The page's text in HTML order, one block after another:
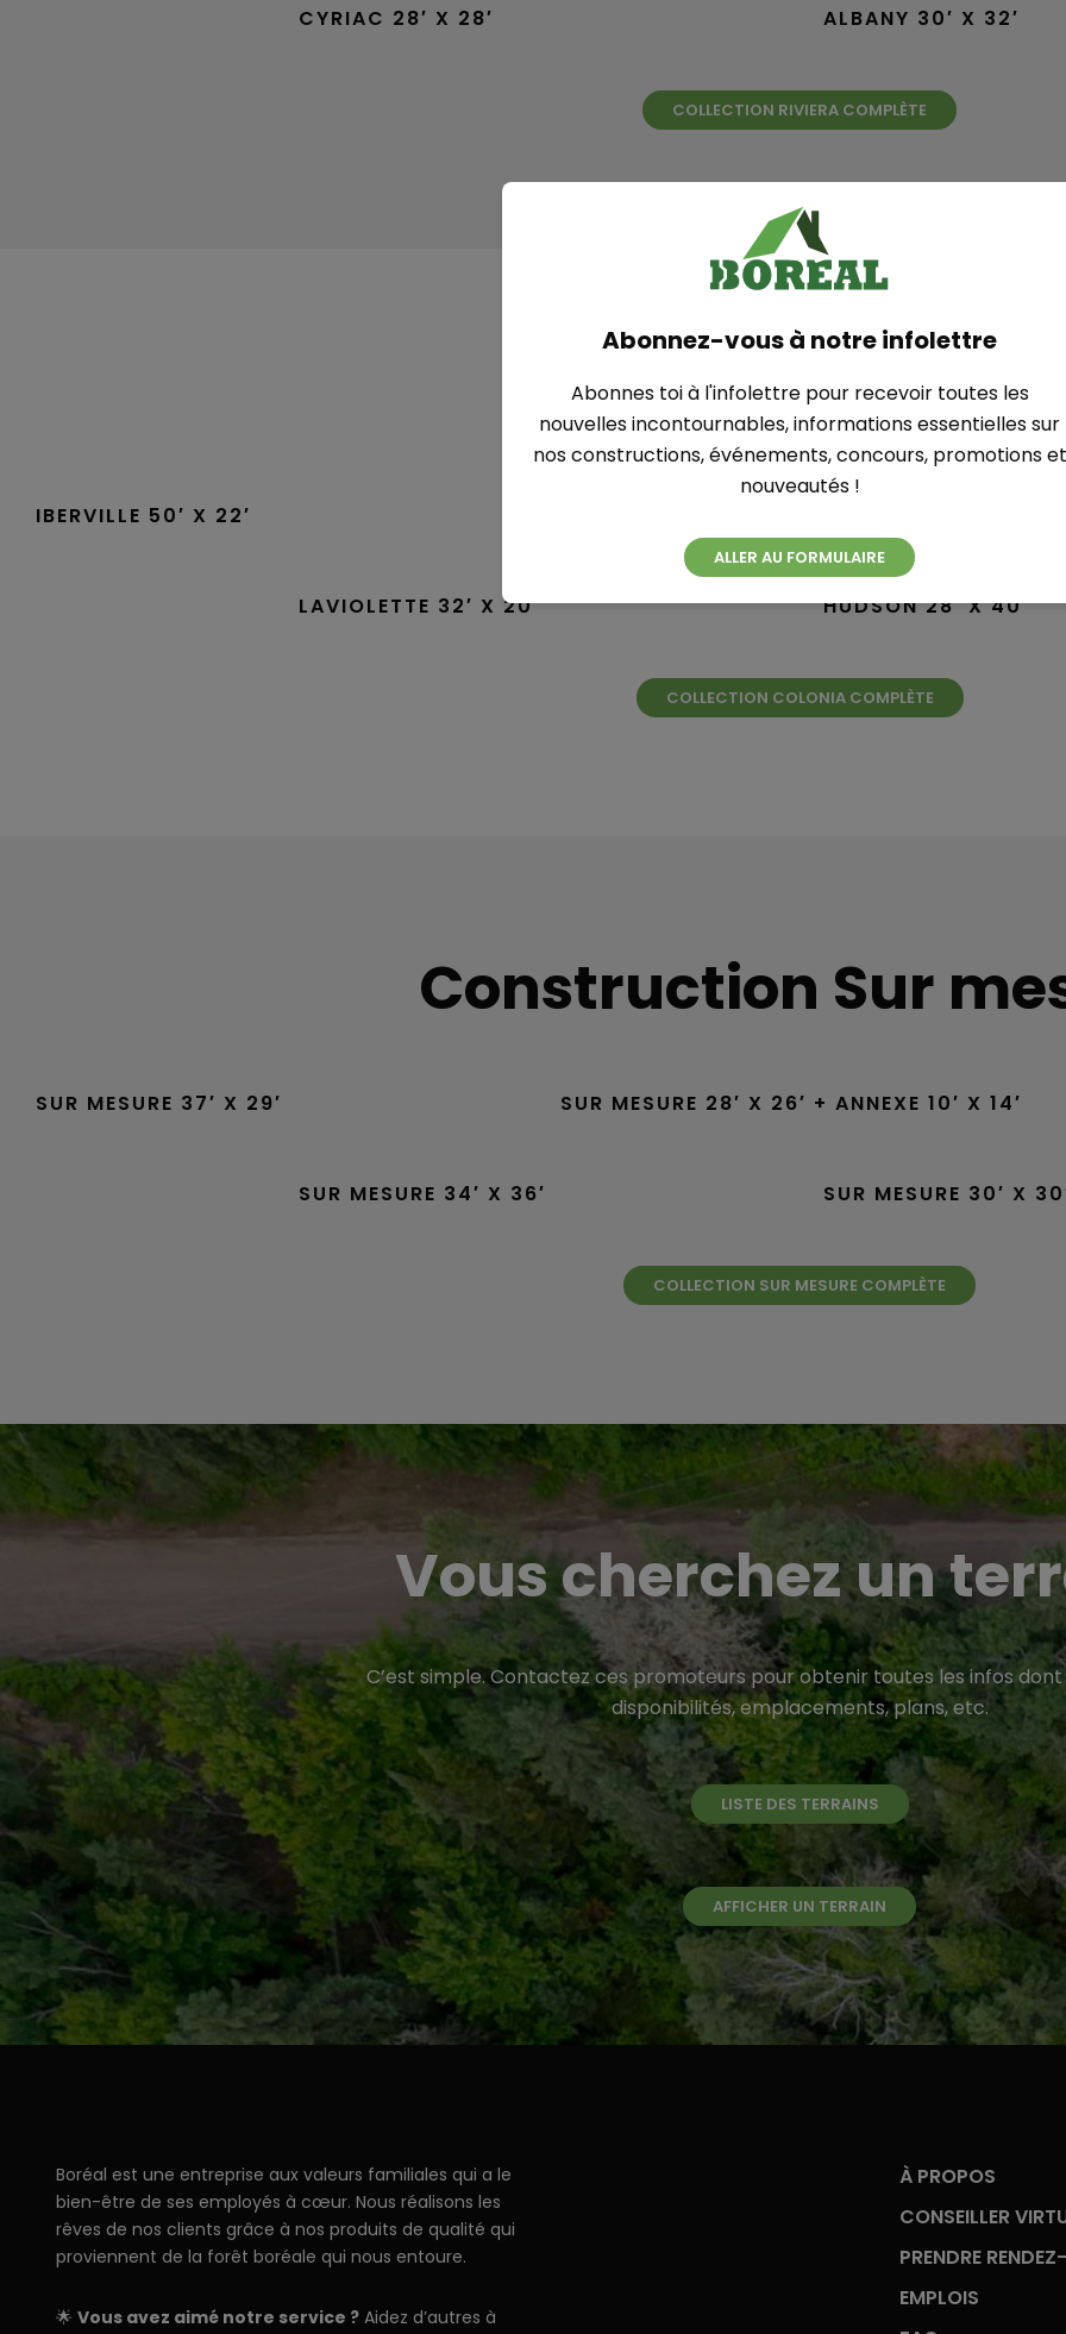
CYRIAC 28′ X 28′ ALBANY 30′ X 32′
COLLECTION RIVIERA COMPLÈTE
Collection Colonia
IBERVILLE 50′ X 22′
LAVIOLETTE 32′ X 20′ HUDSON 28′ X 40′
COLLECTION COLONIA COMPLÈTE
Construction Sur
SUR MESURE 37′ X 29′ SUR MESURE 28′ X 26′ + ANNEXE 10′ X 14′
SUR MESURE 34′ X 36′ SUR MESURE 30′ X
COLLECTION SUR MESURE COMPLÈTE
Vous cherchez un
C’est simple. Contactez ces promoteurs pour obtenir toutes les infos dont
disponibilités, emplacements, plans, etc.
LISTE DES TERRAINS
AFFICHER UN TERRAIN
Abonnez-vous à notre infolettre
Abonnes toi à l'infolettre pour recevoir toutes les
nouvelles incontournables, informations essentielles sur
nos constructions, événements, concours, promotions et
nouveautés !
ALLER AU FORMULAIRE
Boréal est une entreprise aux valeurs familiales qui a le
bien-être de ses employés à cœur. Nous réalisons les
rêves de nos clients grâce à nos produits de qualité qui
proviennent de la forêt boréale qui nous entoure.
🌟Vous avez aimé notre service ? Aidez d’autres à
À PROPOS
CONSEILLER
PRENDRE
EMPLOIS